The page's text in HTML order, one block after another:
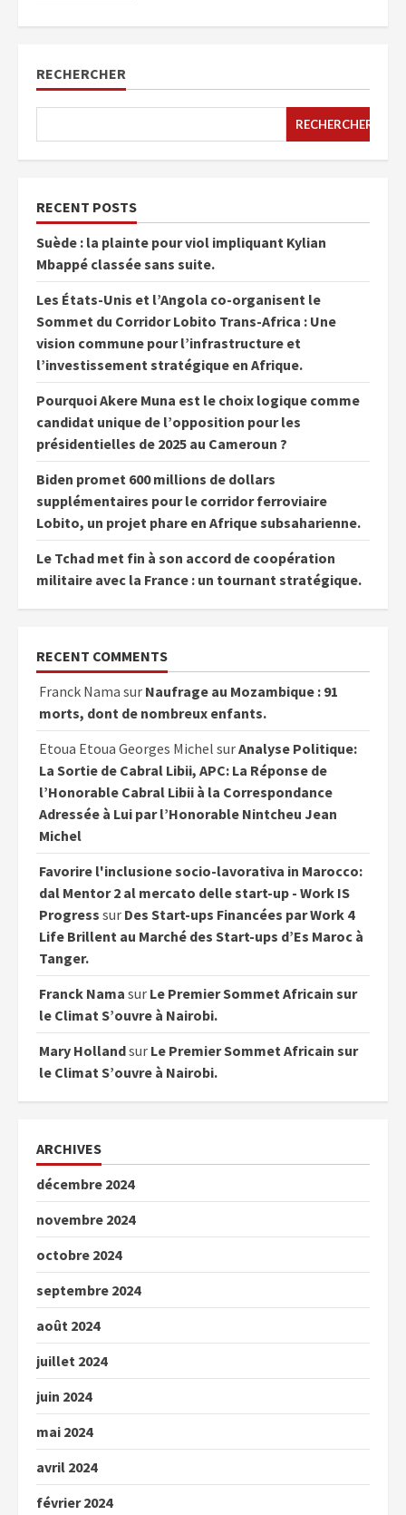
RECHERCHER
RECHERCHER
RECENT POSTS
Suède : la plainte pour viol impliquant Kylian
Mbappé classée sans suite.
Les États-Unis et l’Angola co-organisent le
Sommet du Corridor Lobito Trans-Africa : Une
vision commune pour l’infrastructure et
l’investissement stratégique en Afrique.
Pourquoi Akere Muna est le choix logique comme
candidat unique de l’opposition pour les
présidentielles de 2025 au Cameroun ?
Biden promet 600 millions de dollars
supplémentaires pour le corridor ferroviaire
Lobito, un projet phare en Afrique subsaharienne.
Le Tchad met fin à son accord de coopération
militaire avec la France : un tournant stratégique.
RECENT COMMENTS
Franck Nama sur Naufrage au Mozambique : 91
morts, dont de nombreux enfants.
Etoua Etoua Georges Michel surAnalyse Politique:
La Sortie de Cabral Libii, APC: La Réponse de
l’Honorable Cabral Libii à la Correspondance
Adressée à Lui par l’Honorable Nintcheu Jean
Michel
Favorire l'inclusione socio-lavorativa in Marocco:
dal Mentor 2 al mercato delle start-up - Work IS
Progress sur Des Start-ups Financées par Work 4
Life Brillent au Marché des Start-ups d’Es Maroc à
Tanger.
Franck Nama sur Le Premier Sommet Africain sur
le Climat S’ouvre à Nairobi.
Mary Hollandsur Le Premier Sommet Africain sur
le Climat S’ouvre à Nairobi.
ARCHIVES
décembre 2024
novembre 2024
octobre 2024
septembre 2024
août 2024
juillet 2024
juin 2024
mai 2024
avril 2024
février 2024